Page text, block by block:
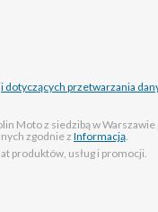
dotyczących przetwarzania
Moto z siedzibą w
zgodnie z Informacją.
produktów, usług i promocji.